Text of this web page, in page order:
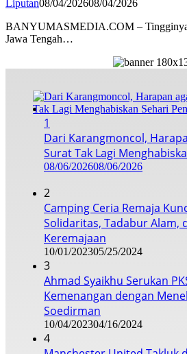
Liputan08/04/202608/04/2026
BANYUMASMEDIA.COM – Tingginya
Jawa Tengah…
1
Dari Karangmoncol,
Surat Tak Lagi
08/06/202608/06/2026
2
Camping Ceria Remaja
Solidaritas, Tadabur Alam,
Keremajaan
10/01/202305/25/2024
3
Ahmad Syaikhu Serukan
Kemenangan dengan
Soedirman
10/04/202304/16/2024
4